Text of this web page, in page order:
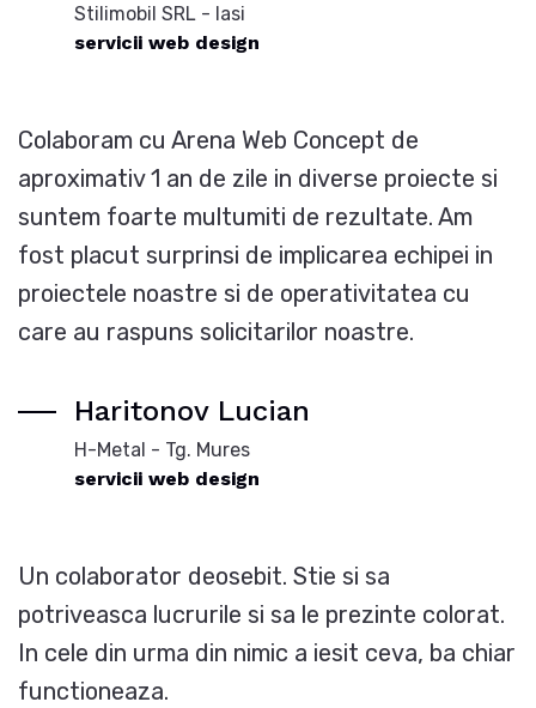
Stilimobil SRL - Iasi
servicii web design
Colaboram cu Arena Web Concept de
aproximativ 1 an de zile in diverse proiecte si
suntem foarte multumiti de rezultate. Am
fost placut surprinsi de implicarea echipei in
proiectele noastre si de operativitatea cu
care au raspuns solicitarilor noastre.
Haritonov Lucian
H-Metal - Tg. Mures
servicii web design
Un colaborator deosebit. Stie si sa
potriveasca lucrurile si sa le prezinte colorat.
In cele din urma din nimic a iesit ceva, ba chiar
functioneaza.